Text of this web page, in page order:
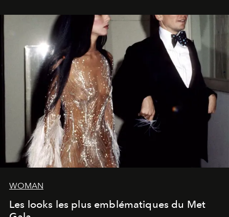
WOMAN
Les looks les plus emblématiques du Met